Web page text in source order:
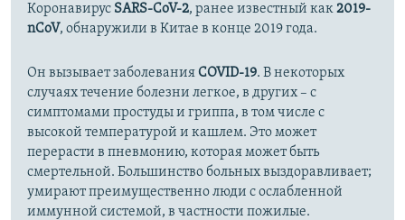
Коронавирус SARS-CoV-2, ранее известный как2019-
nCoV, обнаружили в Китае в конце 2019 года.
Он вызывает заболеванияCOVID-19. В некоторых
случаях течение болезни легкое, в других – с
симптомами простуды и гриппа, в том числе с
высокой температурой и кашлем. Это может
перерасти в пневмонию, которая может быть
смертельной. Большинство больных выздоравливает;
умирают преимущественно люди с ослабленной
иммунной системой, в частности пожилые.